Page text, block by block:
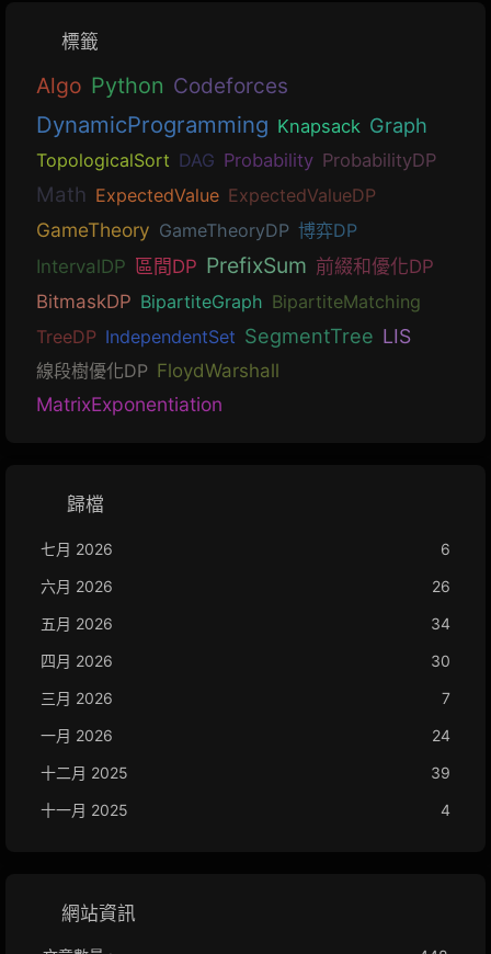
標籤
Algo Python Codeforces
DynamicProgramming Knapsack Graph
TopologicalSort DAG Probability ProbabilityDP
Math ExpectedValue ExpectedValueDP
GameTheory GameTheoryDP 博弈DP
IntervalDP 區間DP PrefixSum 前綴和優化DP
BitmaskDP BipartiteGraph BipartiteMatching
TreeDP IndependentSet SegmentTree LIS
線段樹優化DP FloydWarshall
MatrixExponentiation
歸檔
七月 2026
6
六月 2026
26
五月 2026
34
四月 2026
30
三月 2026
7
一月 2026
24
十二月 2025
39
十一月 2025
4
網站資訊